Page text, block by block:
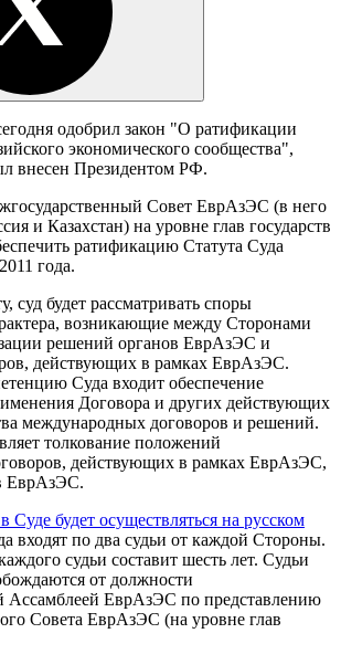
одобрил закон "О ратификации
экономического сообщества",
внесен Президентом РФ.
Совет ЕврАзЭС (в него
и Казахстан) на уровне глав государств
ратификацию Статута Суда
года.
cуд будет рассматривать споры
возникающие между Сторонами
решений органов ЕврАзЭС и
действующих в рамках ЕврАзЭС.
Суда входит обеспечение
Договора и других действующих
международных договоров и решений.
толкование положений
действующих в рамках ЕврАзЭС,
ЕврАзЭС.
Суде будет осуществляться на русском
входят по два судьи от каждой Стороны.
судьи составит шесть лет. Судьи
от должности
Ассамблеей ЕврАзЭС по представлению
Совета ЕврАзЭС (на уровне глав